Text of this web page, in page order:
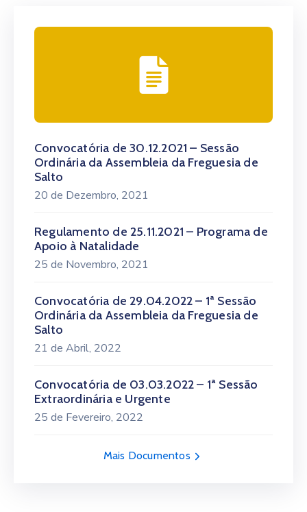
Convocatória de 30.12.2021 – Sessão
Ordinária da Assembleia da Freguesia de
Salto
20 de Dezembro, 2021
Regulamento de 25.11.2021 – Programa de
Apoio à Natalidade
25 de Novembro, 2021
Convocatória de 29.04.2022 – 1ª Sessão
Ordinária da Assembleia da Freguesia de
Salto
21 de Abril, 2022
Convocatória de 03.03.2022 – 1ª Sessão
Extraordinária e Urgente
25 de Fevereiro, 2022
Mais Documentos